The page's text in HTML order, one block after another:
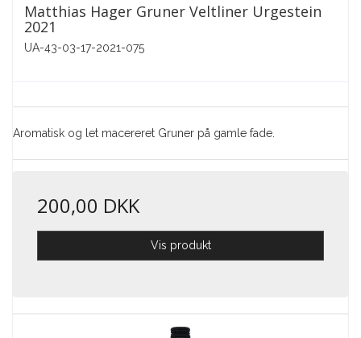
Matthias Hager Gruner Veltliner Urgestein
2021
UA-43-03-17-2021-075
Aromatisk og let macereret Gruner på gamle fade.
200,00 DKK
Vis produkt